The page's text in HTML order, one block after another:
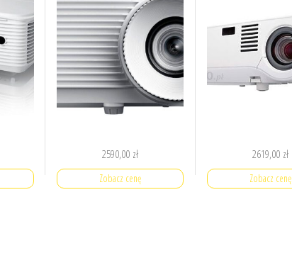
2590,00 zł
Zobacz cenę
2619,00 zł
Zobacz cenę